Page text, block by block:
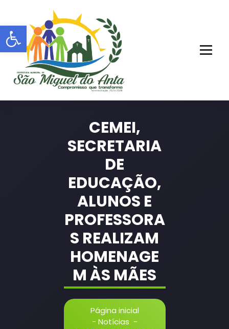
Barra de Ferramentas Aberta
o
conteúdo
CEMEI,
SECRETARIA
DE
EDUCAÇÃO,
ALUNOS E
PROFESSORA
S REALIZAM
HOMENAGE
M ÀS MÃES
Página inicial
- Notícias -